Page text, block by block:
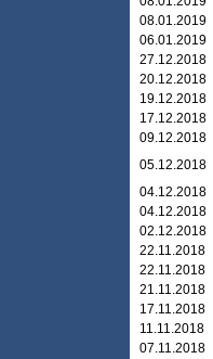
08.01.2019
06.01.2019
27.12.2018
20.12.2018
19.12.2018
17.12.2018
09.12.2018
05.12.2018
04.12.2018
04.12.2018
02.12.2018
22.11.2018
22.11.2018
21.11.2018
17.11.2018
11.11.2018
07.11.2018